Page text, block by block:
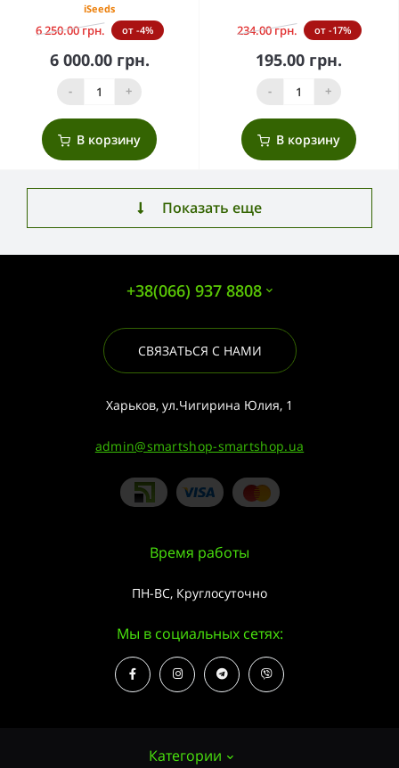
iSeeds
6 250.00 грн. от -4%
6 000.00 грн.
- +
В корзину
234.00 грн. от -17%
195.00 грн.
- +
В корзину
Показать еще
+38(066) 937 8808
СВЯЗАТЬСЯ С НАМИ
Харьков, ул.Чигирина Юлия, 1
admin@smartshop-smartshop.ua
Категории
Время работы
ПН-ВС, Круглосуточно
Мы в социальных сетях: